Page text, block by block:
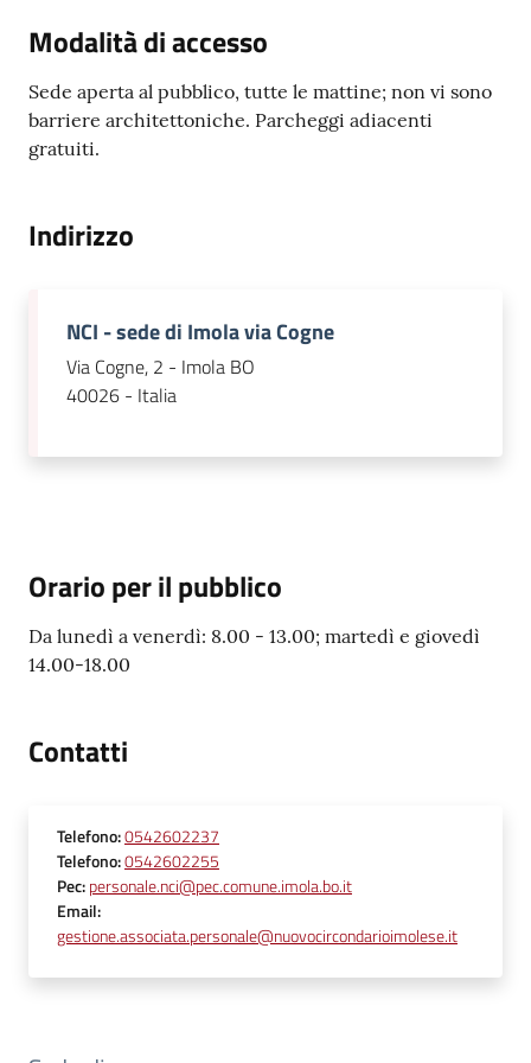
Modalità di accesso
Sede aperta al pubblico, tutte le mattine; non vi sono
barriere architettoniche. Parcheggi adiacenti
gratuiti.
Indirizzo
NCI - sede di Imola via Cogne
Via Cogne, 2 - Imola BO
40026 - Italia
Orario per il pubblico
Da lunedì a venerdì: 8.00 - 13.00; martedì e giovedì
14.00-18.00
Contatti
Telefono:0542602237
Telefono:0542602255
Pec:personale.nci@pec.comune.imola.bo.it
Email:
gestione.associata.personale@nuovocircondarioimolese.it